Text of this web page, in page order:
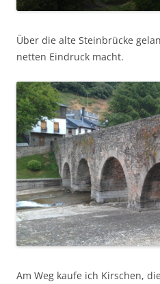
Über die alte Steinbrücke
netten Eindruck macht.
Am Weg kaufe ich Kirschen,